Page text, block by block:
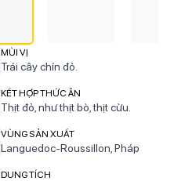
MÙI VỊ
Trái cây chín đỏ.
KẾT HỢP THỨC ĂN
Thịt đỏ, như thịt bò, thịt cừu.
VÙNG SẢN XUẤT
Languedoc-Roussillon, Pháp
DUNG TÍCH